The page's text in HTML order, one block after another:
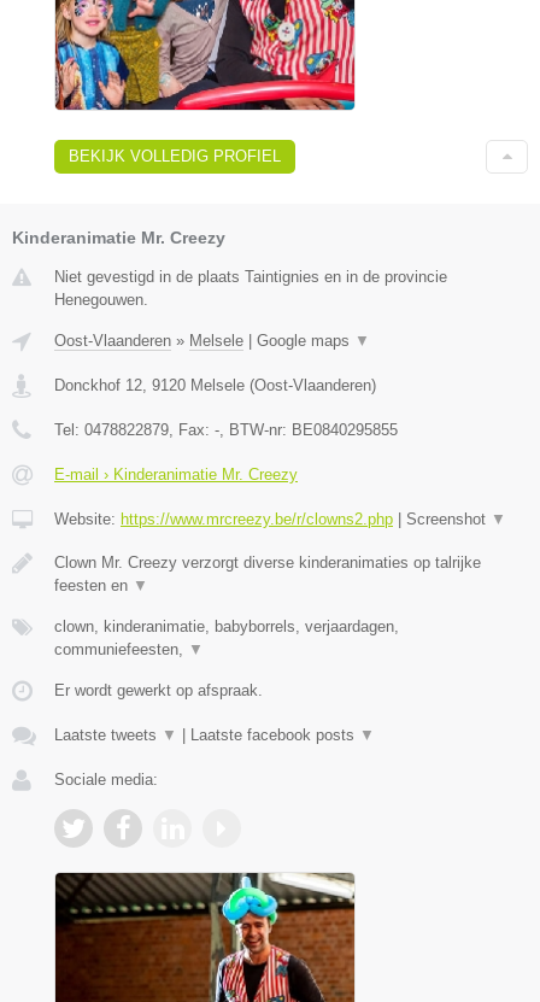
BEKIJK VOLLEDIG PROFIEL
Kinderanimatie Mr. Creezy
Niet gevestigd in de plaats Taintignies en in de provincie
Henegouwen.
Oost-Vlaanderen » Melsele Google maps ▼
Donckhof 12, 9120 Melsele (Oost-Vlaanderen)
Tel: 0478822879, Fax: -, BTW-nr: BE0840295855
E-mail › Kinderanimatie Mr. Creezy
Website: https://www.mrcreezy.be/r/clowns2.php Screenshot ▼
Clown Mr. Creezy verzorgt diverse kinderanimaties op talrijke
feesten en ▼
clown, kinderanimatie, babyborrels, verjaardagen,
communiefeesten, ▼
Er wordt gewerkt op afspraak.
Laatste tweets ▼ Laatste facebook posts ▼
Sociale media: